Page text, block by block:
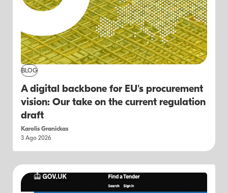
BLOG
A digital backbone for EU's procurement
vision: Our take on the current regulation
draft
Karolis Granickas
3 Ago 2026